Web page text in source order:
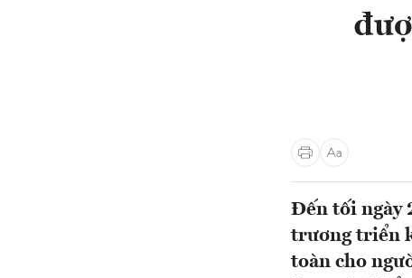
Đến tối ngày
trương triển
toàn cho